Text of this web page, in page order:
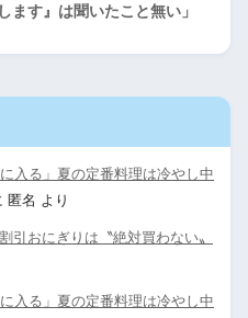
ます』は聞いたこと無い」
入る」夏の定番料理は冷やし中
匿名 より
引おにぎりは〝絶対買わない〟
入る」夏の定番料理は冷やし中